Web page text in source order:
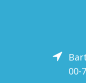
00-